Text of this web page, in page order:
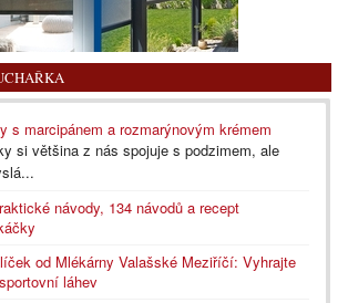
s marcipánem a rozmarýnovým krémem
si většina z nás spojuje s podzimem, ale
návody, 134 návodů a recept
od Mlékárny Valašské Meziříčí: Vyhrajte
láhev